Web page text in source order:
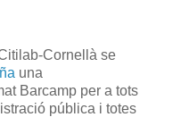
Cornellà se
una
Barcamp per a tots
pública i totes